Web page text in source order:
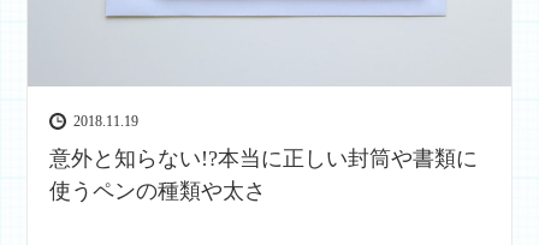
2018.11.19
意外と知らない!?本当に正しい封筒や書類に
使うペンの種類や太さ